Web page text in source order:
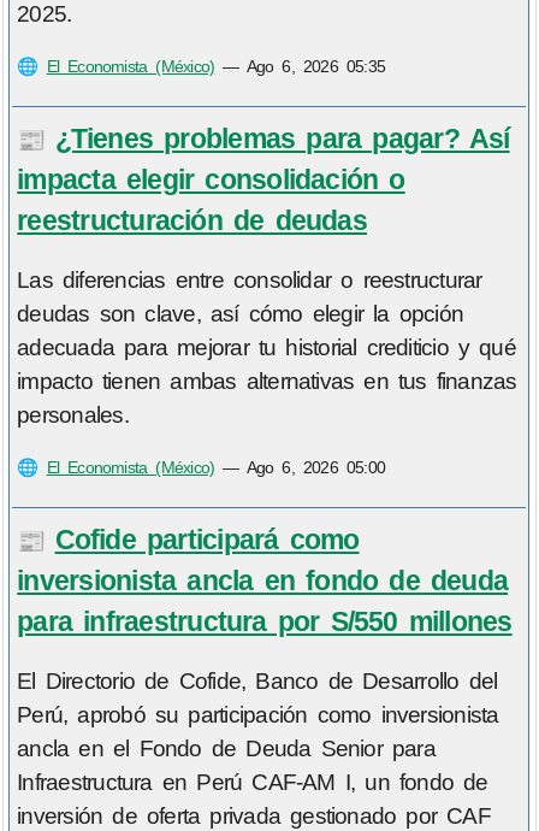
2025.
🌐 El Economista (México) — Ago 6, 2026 05:35
📰 ¿Tienes problemas para pagar? Así
impacta elegir consolidación o
reestructuración de deudas
Las diferencias entre consolidar o reestructurar
deudas son clave, así cómo elegir la opción
adecuada para mejorar tu historial crediticio y qué
impacto tienen ambas alternativas en tus finanzas
personales.
🌐 El Economista (México) — Ago 6, 2026 05:00
📰 Cofide participará como
inversionista ancla en fondo de deuda
para infraestructura por S/550 millones
El Directorio de Cofide, Banco de Desarrollo del
Perú, aprobó su participación como inversionista
ancla en el Fondo de Deuda Senior para
Infraestructura en Perú CAF-AM I, un fondo de
inversión de oferta privada gestionado por CAF